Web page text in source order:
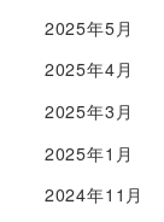
2025年5月
2025年4月
2025年3月
2025年1月
2024年11月